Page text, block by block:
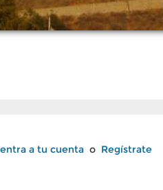
entra a tu cuenta o Regístrate